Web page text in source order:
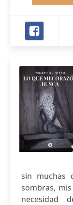
sin muchas
sombras,
necesidad